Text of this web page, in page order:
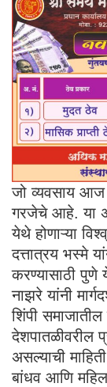
जो व्यवसाय आज
गरजेचे आहे. या
येथे होणाऱ्या
दत्तात्रय भस्मे
करण्यासाठी
नाझरे यांनी
शिंपी
देशपातळीवरील
असल्याची
बांधव आणि